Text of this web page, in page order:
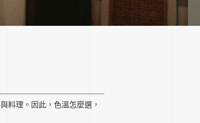
料理。因此，色溫怎麼選，